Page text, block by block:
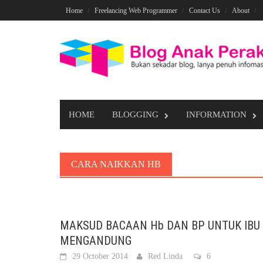
to
Home Freelancing Web Programmer Contact Us About
HOME BLOGGING INFORMATION
CARA NAIKKAN HB
MAKSUD BACAAN Hb DAN BP UNTUK IBU
MENGANDUNG
29 October 2014 Red Linda 6